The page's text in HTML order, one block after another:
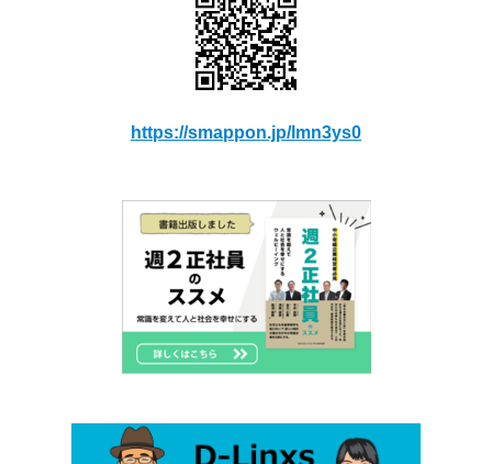
https://smappon.jp/lmn3ys0